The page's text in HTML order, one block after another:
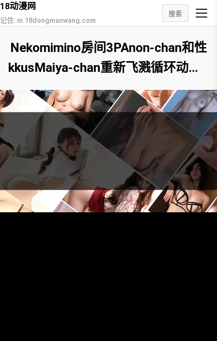
18动漫网
记住: m.18dongmanwang.com
搜索
Nekomimino房间3PAnon-chan和性
kkusMaiya-chan重新飞溅循环动画ri
kuesutoMoji-Nimoji